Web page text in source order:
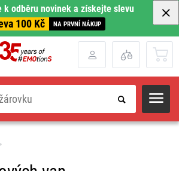
k odběru novinek a získejte slevu
100 Kč NA PRVNÍ NÁKUP